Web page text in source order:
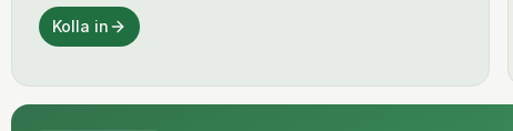
Kolla in